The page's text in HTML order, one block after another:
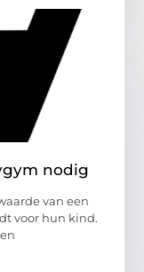
nodig
van een
voor hun kind.